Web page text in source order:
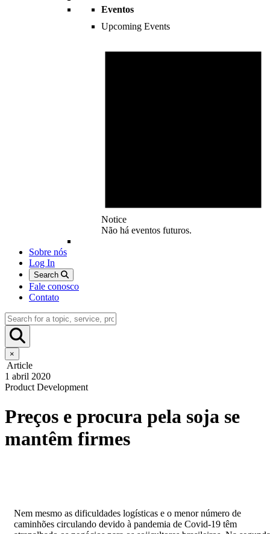
Eventos
Upcoming Events
Notice
Não há eventos futuros.
Sobre nós
Log In
Search
Fale conosco
Contato
×
Article
1 abril 2020
Product Development
Preços e procura pela soja se
mantêm firmes
Nem mesmo as dificuldades logísticas e o menor número de
caminhões circulando devido à pandemia de Covid-19 têm